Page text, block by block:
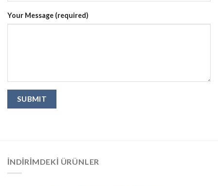
Your Message (required)
İNDIRIMDEKI ÜRÜNLER